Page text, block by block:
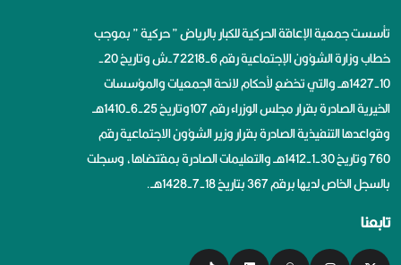
تأسست جمعية الإعاقة الحركية للكبار بالرياض ” حركية ” بموجب
خطاب وزارة الشؤون الإجتماعية رقم 6-72218-ش وتاريخ 20-
10-1427هــ والتي تخضع لأحكام لائحة الجمعيات والمؤسسات
الخيرية الصادرة بقرار مجلس الوزراء رقم 107وتاريخ 25-6-1410هــ
وقواعدها التنفيذية الصادرة بقرار وزير الشؤون الاجتماعية رقم
760 وتاريخ 30-1-1412هــ والتعليمات الصادرة بمقتضاها، وسجلت
بالسجل الخاص لديها برقم 367 بتاريخ 18-7-1428هــ.
تابعنا